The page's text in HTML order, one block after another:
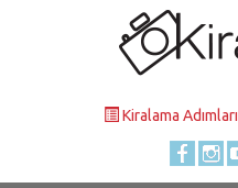
Kiralama Adımları